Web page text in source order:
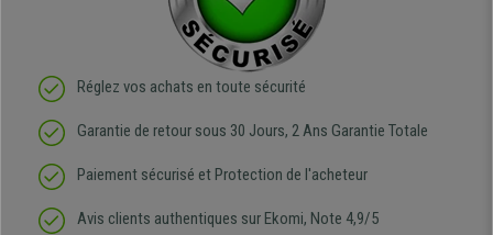
Réglez vos achats en toute sécurité
Garantie de retour sous 30 Jours, 2 Ans Garantie Totale
Paiement sécurisé et Protection de l'acheteur
Avis clients authentiques sur Ekomi, Note 4,9/5